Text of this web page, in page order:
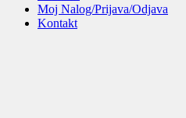
Moj Nalog/Prijava/Odjava
Kontakt